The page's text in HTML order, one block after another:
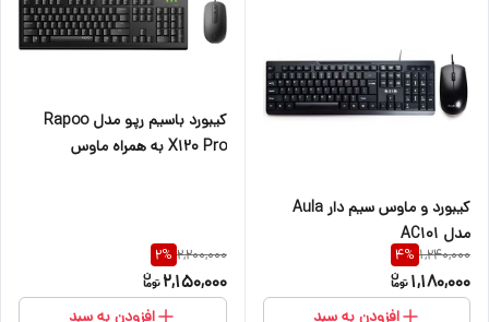
کیبورد و ماوس سیم دار Aula
مدل AC101
1,240,000
4%
1,180,000
افزودن به سبد
کیبورد باسیم رپو مدل Rapoo
X120 Pro به همراه ماوس
2,200,000
2%
2,150,000
افزودن به سبد